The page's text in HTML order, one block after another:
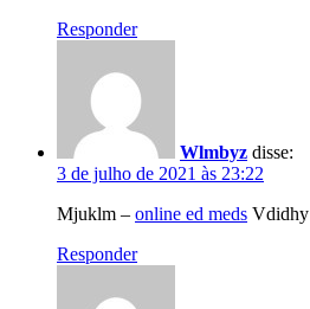
Responder
Wlmbyz disse:
3 de julho de 2021 às 23:22
Mjuklm – online ed meds Vdidhy
Responder